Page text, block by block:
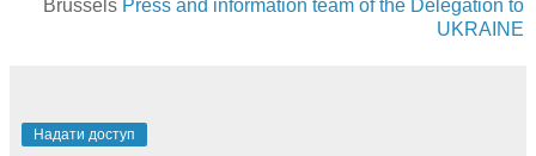
Brussels Press and information team of the Delegation to
UKRAINE
Надати доступ